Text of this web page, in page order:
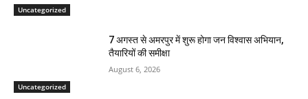
Uncategorized
Uncategorized
7 अगस्त से अमरपुर में शुरू होगा जन विश्वास अभियान,
तैयारियों की समीक्षा
August 6, 2026